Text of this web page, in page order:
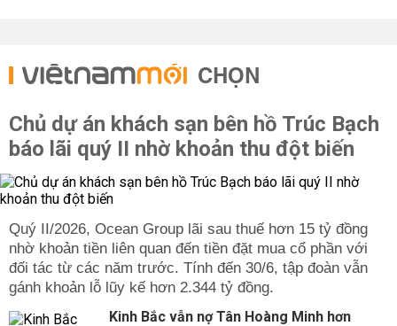
CHỌN
Chủ dự án khách sạn bên hồ Trúc Bạch
báo lãi quý II nhờ khoản thu đột biến
Quý II/2026, Ocean Group lãi sau thuế hơn 15 tỷ đồng
nhờ khoản tiền liên quan đến tiền đặt mua cổ phần với
đối tác từ các năm trước. Tính đến 30/6, tập đoàn vẫn
gánh khoản lỗ lũy kế hơn 2.344 tỷ đồng.
Kinh Bắc vẫn nợ Tân Hoàng Minh hơn